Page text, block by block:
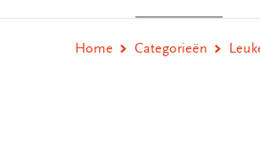
Home Categorieën